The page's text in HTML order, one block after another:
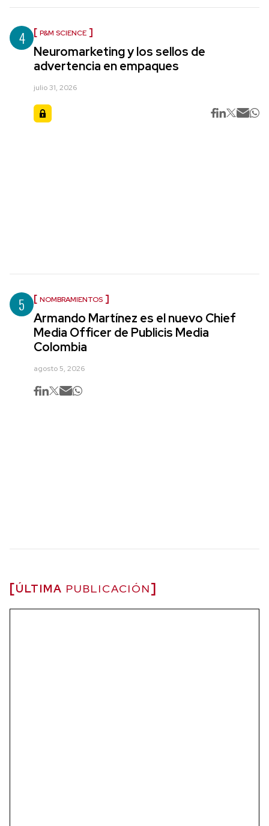
4 P&M SCIENCE
Neuromarketing y los sellos de
advertencia en empaques
julio 31, 2026
5 NOMBRAMIENTOS
Armando Martínez es el nuevo Chief
Media Officer de Publicis Media
Colombia
agosto 5, 2026
ÚLTIMA PUBLICACIÓN